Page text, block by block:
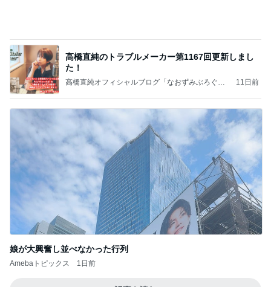
高橋直純のトラブルメーカー第1167回更新しまし
た！
高橋直純オフィシャルブログ「なおずみぶろぐ」
11日前
娘が大興奮し並べなかった行列
Amebaトピックス 1日前